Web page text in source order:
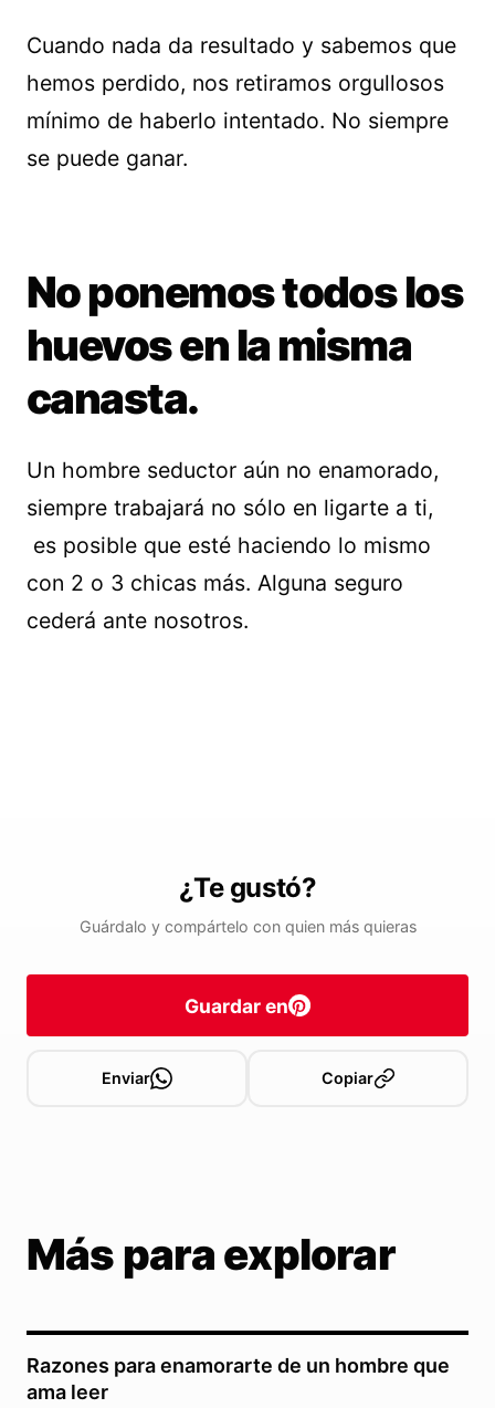
Cuando nada da resultado y sabemos que
hemos perdido, nos retiramos orgullosos
mínimo de haberlo intentado. No siempre
se puede ganar.
No ponemos todos los
huevos en la misma
canasta.
Un hombre seductor aún no enamorado,
siempre trabajará no sólo en ligarte a ti,
es posible que esté haciendo lo mismo
con 2 o 3 chicas más. Alguna seguro
cederá ante nosotros.
¿Te gustó?
Guárdalo y compártelo con quien más quieras
Guardar en
Enviar Copiar
Más para explorar
Razones para enamorarte de un hombre que
ama leer